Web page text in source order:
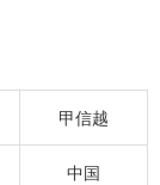
甲信越
中国